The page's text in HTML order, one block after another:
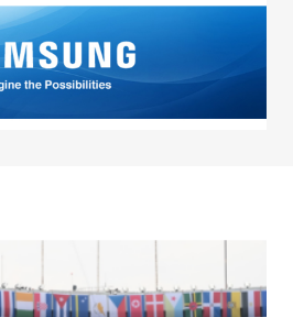
electrónico no será
obligatorios están